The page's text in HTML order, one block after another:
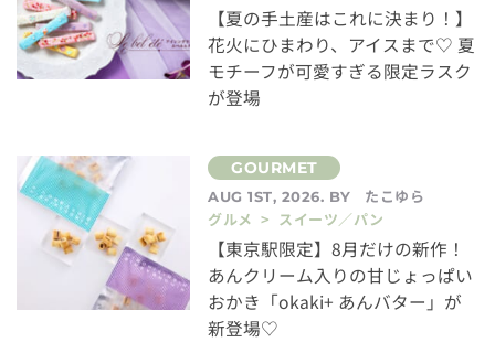
【夏の手土産はこれに決まり！】
花火にひまわり、アイスまで♡ 夏
モチーフが可愛すぎる限定ラスク
が登場
AUG 1ST, 2026. BY
たこゆら
グルメ > スイーツ／パン
【東京駅限定】8月だけの新作！
あんクリーム入りの甘じょっぱい
おかき「okaki+ あんバター」が
新登場♡